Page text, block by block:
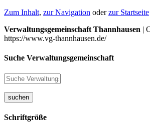
Zum Inhalt, zur Navigation oderzur Startseite
Verwaltungsgemeinschaft Thannhausen |
https://www.vg-thannhausen.de/
Suche Verwaltungsgemeinschaft
suchen
Schriftgröße